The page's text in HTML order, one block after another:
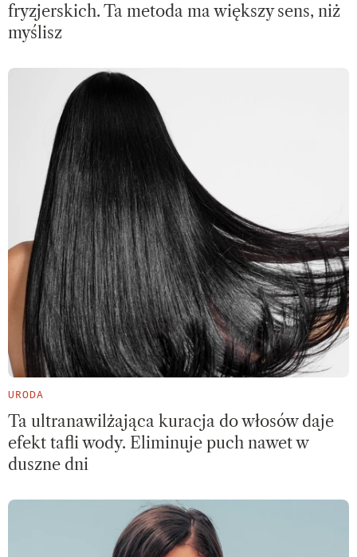
fryzjerskich. Ta metoda ma większy sens, niż
myślisz
URODA
Ta ultranawilżająca kuracja do włosów daje
efekt tafli wody. Eliminuje puch nawet w
duszne dni